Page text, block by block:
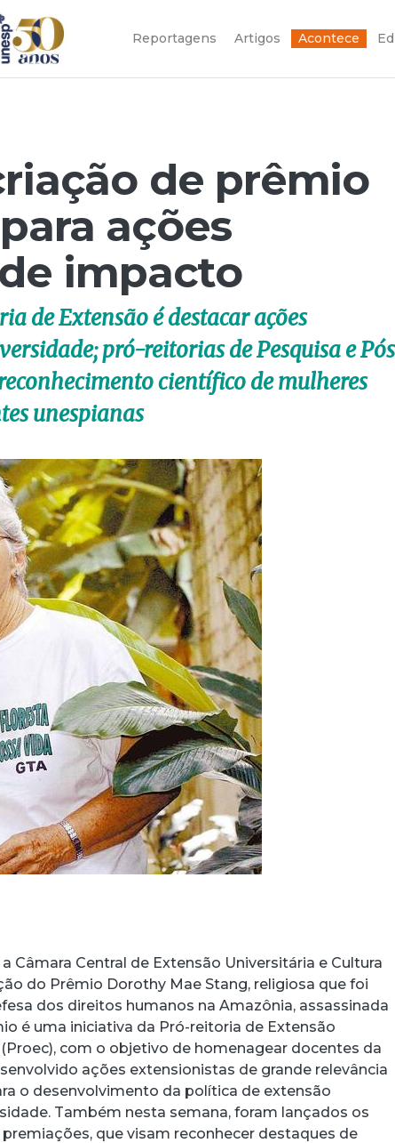
Reportagens Artigos Acontece
de prêmio
ações
impacto
de Extensão é destacar ações
pró-reitorias de Pesquisa e
científico de mulheres
unespianas
Câmara Central de Extensão Universitária e Cultura
do Prêmio Dorothy Mae Stang, religiosa que foi
dos direitos humanos na Amazônia, assassinada
é uma iniciativa da Pró-reitoria de Extensão
com o objetivo de homenagear docentes da
ações extensionistas de grande relevância
o desenvolvimento da política de extensão
Também nesta semana, foram lançados os
que visam reconhecer destaques de